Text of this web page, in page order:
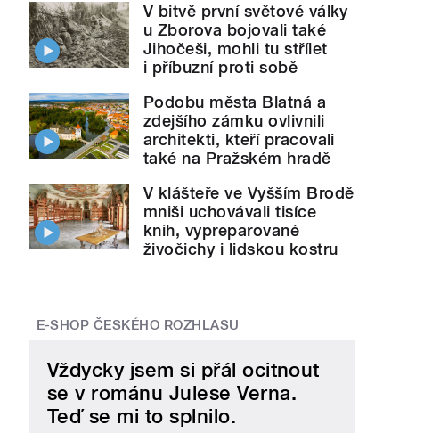
V bitvě první světové války
u Zborova bojovali také
Jihočeši, mohli tu střílet
i příbuzní proti sobě
Podobu města Blatná a
zdejšího zámku ovlivnili
architekti, kteří pracovali
také na Pražském hradě
V klášteře ve Vyšším Brodě
mniši uchovávali tisíce
knih, vypreparované
živočichy i lidskou kostru
E-SHOP ČESKÉHO ROZHLASU
Vždycky jsem si přál ocitnout
se v románu Julese Verna.
Teď se mi to splnilo.